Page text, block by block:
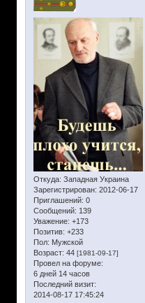
Откуда: Западная Украина
Зарегистрирован: 2012-06-17
Приглашений: 0
Сообщений: 139
Уважение: +173
Позитив: +233
Пол: Мужской
Возраст: 44 [1981-09-17]
Провел на форуме:
6 дней 14 часов
Последний визит:
2014-08-17 17:45:24